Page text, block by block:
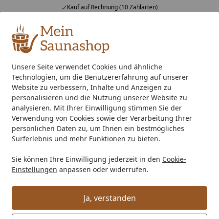
Unsere Seite verwendet Cookies und ähnliche
Technologien, um die Benutzererfahrung auf unserer
Website zu verbessern, Inhalte und Anzeigen zu
personalisieren und die Nutzung unserer Website zu
analysieren. Mit Ihrer Einwilligung stimmen Sie der
Verwendung von Cookies sowie der Verarbeitung Ihrer
persönlichen Daten zu, um Ihnen ein bestmögliches
Surferlebnis und mehr Funktionen zu bieten.
Sie können Ihre Einwilligung jederzeit in den Cookie-
Einstellungen anpassen oder widerrufen.
Ja, verstanden
Kauf auf Rechnung (10 Zahlarten)
Alle Produkte
Mein Konto
Suchen
Startseite
Flachdachblende - außen/innen für Flachdachhäuser ohne
Flachdachblende - außen/innen für
Flachdachhäuser ohne Blendbretter
(1 Stück, Typ 10)